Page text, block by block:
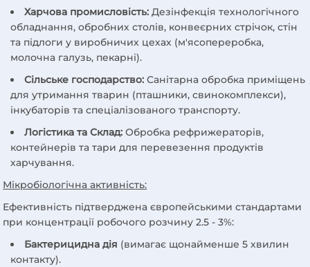
Харчова промисловість:Дезінфекція технологічного
обладнання, обробних столів, конвеєрних стрічок, стін
та підлоги у виробничих цехах (м'ясопереробка,
молочна галузь, пекарні).
Сільське господарство:Санітарна обробка приміщень
для утримання тварин (пташники, свинокомплекси),
інкубаторів та спеціалізованого транспорту.
Логістика та Склад:Обробка рефрижераторів,
контейнерів та тари для перевезення продуктів
харчування.
Мікробіологічна активність:
Ефективність підтверджена європейськими стандартами
при концентрації робочого розчину 2.5 - 3%:
Бактерицидна дія (вимагає щонайменше 5 хвилин
контакту).